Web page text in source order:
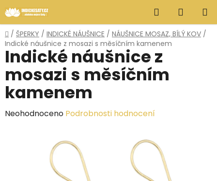
na
obsah
Hledat
KOŠÍK
Domů
/ ŠPERKY / INDICKÉ NÁUŠNICE / NÁUŠNICE MOSAZ, BÍLÝ KOV /
Indické náušnice z mosazi s měsíčním kamenem
Indické náušnice z
mosazi s měsíčním
kamenem
Průměrné
Neohodnoceno Podrobnosti hodnocení